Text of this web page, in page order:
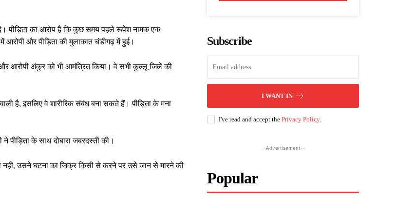
है। पीड़िता का आरोप है कि कुछ समय पहले रूपेश नामक एक
और पीड़िता की मुलाकात चंडीगढ़ में हुई।
और आरोपी अंकुर को भी आमंत्रित किया। वे सभी कुल्लू जिले की
है, इसलिए वे शारीरिक संबंध बना सकते हैं। पीड़िता के मना
पीड़िता के साथ दोबारा जबरदस्ती की।
नहीं, उसने घटना का जिक्र किसी से करने पर उसे जान से मारने की
Subscribe
I WANT IN
I've read and accept thePrivacy Policy.
--Advertisement--
Popular